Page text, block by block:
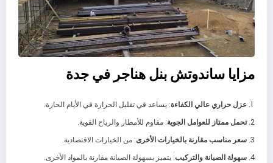
مزايا ساندوتش بنل هناجر في جدة
عزل حراري عالي الكفاءة: يساعد في تقليل الحرارة في الأيام الحارة.
تحمل ممتاز للعوامل الجوية: مقاوم للأمطار والرياح القوية.
سعر مناسب مقارنة بالخيارات الأخرى: من الخيارات الاقتصادية.
سهولة الصيانة والتركيب: يتميز بسهولة الصيانة مقارنة بالمواد الأخرى.